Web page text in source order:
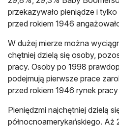
przekazywało pieniądze i
przed rokiem 1946
W dużej mierze można
chętniej dzielą się osoby,
pracy. Osoby po 1998
podejmują pierwsze prace
przed rokiem 1946 rynek pracy
Pieniędzmi najchętniej dzielą
północnoamerykańskiego.